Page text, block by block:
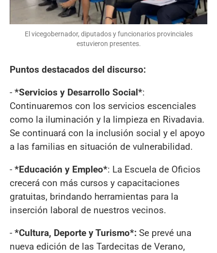
El vicegobernador, diputados y funcionarios provinciales
estuvieron presentes.
Puntos destacados del discurso:
- *Servicios y Desarrollo Social*:
Continuaremos con los servicios escenciales
como la iluminación y la limpieza en Rivadavia.
Se continuará con la inclusión social y el apoyo
a las familias en situación de vulnerabilidad.
- *Educación y Empleo*: La Escuela de Oficios
crecerá con más cursos y capacitaciones
gratuitas, brindando herramientas para la
inserción laboral de nuestros vecinos.
- *Cultura, Deporte y Turismo*: Se prevé una
nueva edición de las Tardecitas de Verano,